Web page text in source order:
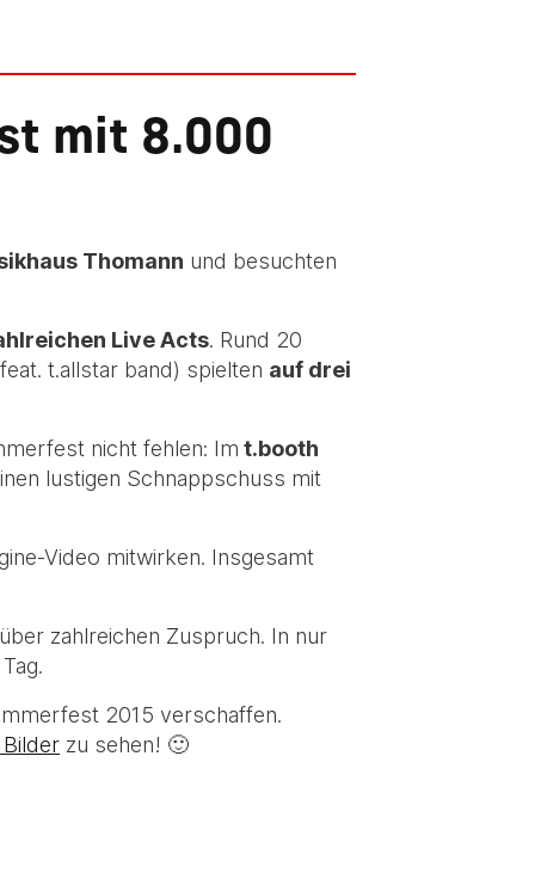
mit 8.000
Thomann und besuchten
Live Acts. Rund 20
t.allstar band) spielten auf drei
nicht fehlen: Im t.booth
lustigen Schnappschuss mit
Video mitwirken. Insgesamt
über zahlreichen Zuspruch. In nur
2015 verschaffen.
zu sehen! 🙂